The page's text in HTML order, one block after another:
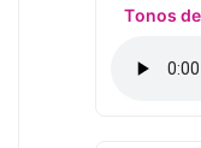
Tonos